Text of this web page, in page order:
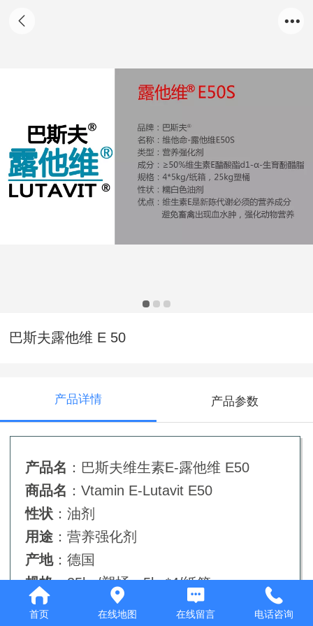
巴斯夫露他维 E 50
产品详情 产品参数
产品名 ：巴斯夫维生素E-露他维 E50
商品名 ：Vtamin E-Lutavit E50
性状 ：油剂
用途 ：营养强化剂
产地：德国
规格：25kg/塑桶，5kg*4/纸箱
首页 在线地图 在线留言 电话咨询